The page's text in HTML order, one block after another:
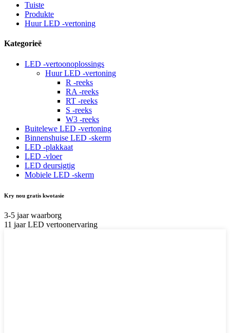
Tuiste
Produkte
Huur LED -vertoning
Kategorieë
LED -vertoonoplossings
Huur LED -vertoning
R -reeks
RA -reeks
RT -reeks
S -reeks
W3 -reeks
Buitelewe LED -vertoning
Binnenshuise LED -skerm
LED -plakkaat
LED -vloer
LED deursigtig
Mobiele LED -skerm
Kry nou gratis kwotasie
3-5 jaar waarborg
11 jaar LED vertoonervaring